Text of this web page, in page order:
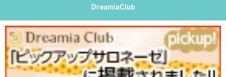
DreamiaClub